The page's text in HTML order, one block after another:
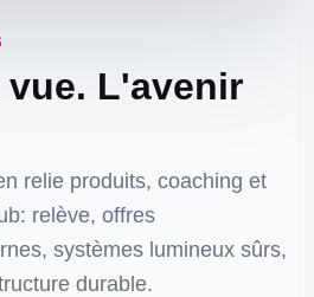
L'avenir
relie produits, coaching et
relève, offres
systèmes lumineux sûrs,
durable.